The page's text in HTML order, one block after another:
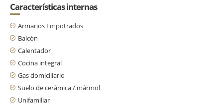
Características internas
Armarios Empotrados
Balcón
Calentador
Cocina integral
Gas domiciliario
Suelo de cerámica / mármol
Unifamiliar